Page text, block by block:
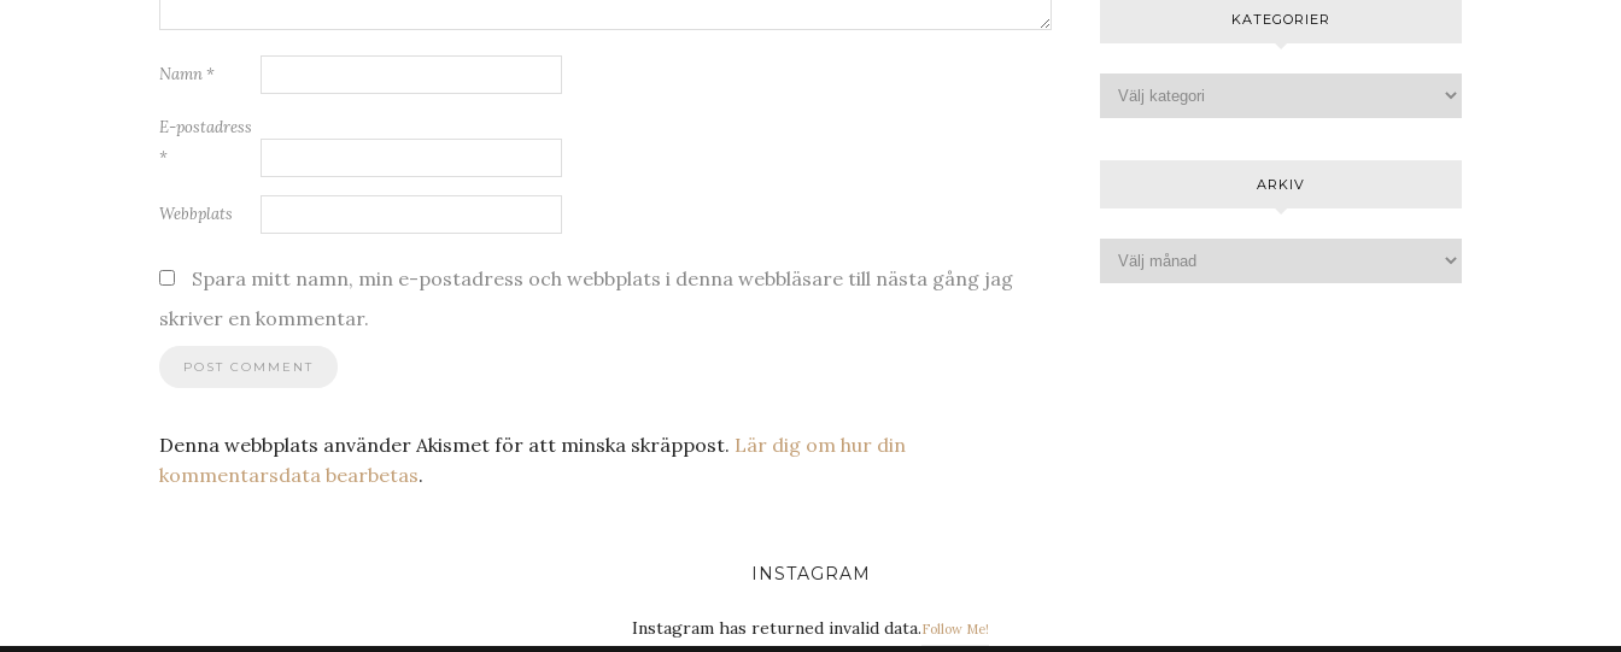
Namn *
E-postadress
*
Webbplats
Spara mitt namn, min e-postadress och webbplats i denna webbläsare till nästa gång jag
skriver en kommentar.
Denna webbplats använder Akismet för att minska skräppost. Lär dig om hur din
kommentarsdata bearbetas.
KATEGORIER
ARKIV
INSTAGRAM
Instagram has returned invalid data.Follow Me!